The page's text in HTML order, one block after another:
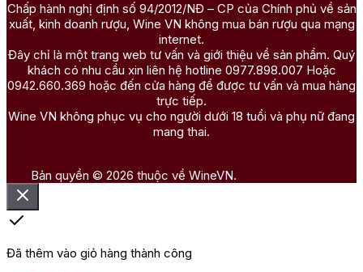
Chấp hành nghị định số 94/2012/NĐ – CP của Chính phủ về sản
xuất, kinh doanh rượu, Wine VN không mua bán rượu qua mạng
internet.
Đây chỉ là một trang web tư vấn và giới thiệu về sản phẩm. Quý
khách có nhu cầu xin liên hệ hotline 0977.898.007 Hoặc
0942.660.369 hoặc đến cửa hàng để được tư vấn và mua hàng
trực tiếp.
Wine VN không phục vụ cho người dưới 18 tuổi và phụ nữ đang
mang thai.
Bản quyền © 2026 thuộc về WineVN.
Đã thêm vào giỏ hàng thành công